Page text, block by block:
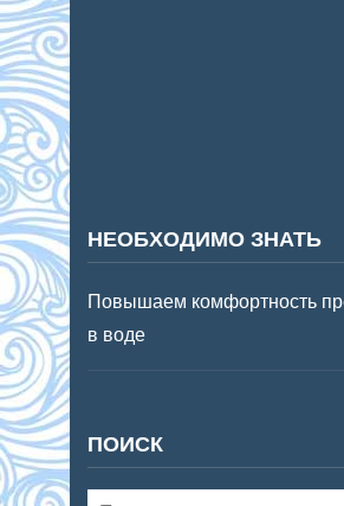
НЕОБХОДИМО ЗНАТЬ
Повышаем комфортность
в воде
ПОИСК